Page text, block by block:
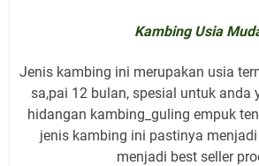
Kambing Usia
Jenis kambing ini merupakan usia
sa,pai 12 bulan, spesial untuk anda
hidangan kambing_guling empuk
jenis kambing ini pastinya
menjadi best seller